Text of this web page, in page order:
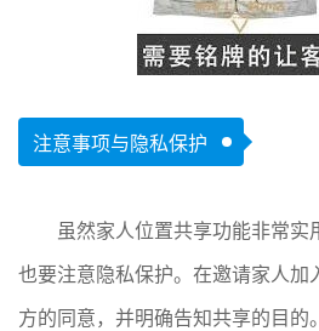
注意事项与隐私保护
虽然家人位置共享功能非常
也要注意隐私保护。在邀请家人加
方的同意，并明确告知共享的目的